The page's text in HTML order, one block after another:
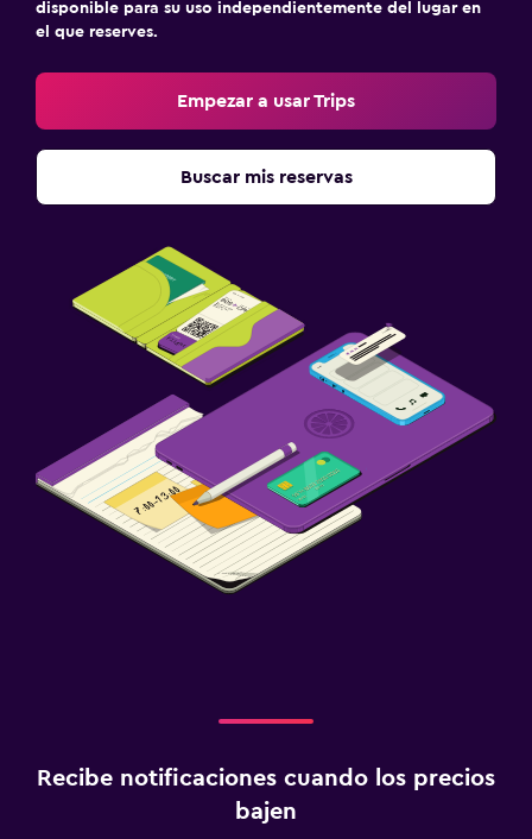
disponible para su uso independientemente del lugar en
el que reserves.
Empezar a usar Trips
Buscar mis reservas
Recibe notificaciones cuando los precios
bajen